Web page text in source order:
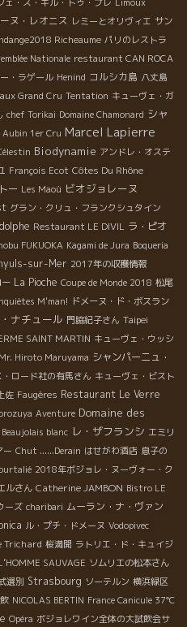
ェ・ス・キル・トゥ・プレ Limoux
ヌ・レオニス レミーとオリヴィエ サン
Richeaume パリのレストラ
Nationale restaurant CAN ROCA
・ラゲール Henind コルシカ島 八丈島
Grand Cru Tentation キューヴェ・ガ
chef Torikai Domaine Chamonard シャ
1er Cru Marcel Lapierre
Biodynamie アンドレ・オステ
François Ecot Côtes Du Rhône
ー Les Maoù ビオジョレーヌ
グラン・クリュ・フランクシュタイン
Restaurant LE DIVIL ラ・ピオ
FUKUOKA Kagami de Jura Boqueria
sur-Mer 2017年の収穫情報
La Pioche Coupe de Monde 2018 松尾
M'man! ドメーヌ・ド・ボスラン
ナチュール 門脇紀子さん Taipei
SAINT MARTIN キューヴェ・ウッシ
Mr. Hiroto Maruyama シャンパーニュ・
・ロード社の有馬さん キューヴェ・ビスト
佐 Faugères Restaurant Le Verre
Aventure Domaine des
Beaujolais blanc レ・ザフランシ エミリ
ー Chut ......Derain はせがわ酒店 息子の
2018年ボジョレ・ヌーヴォー・ク
ルさん Catherine JAMBON Bistro LE
ーズ charibari ムーラン・ナ・ヴァン
ル・プチ・ドメーヌ Vodopivec
Trichard 桜満開 ラトリエ・ド・キュイジ
SAUVAGE ソムリエの松本さん
選別 Strasbourg ソーテルン 横浜緑区
NICOLAS BERTIN France Canicule 37℃
Opéra ボジョレワイン全体の大試飲会サ